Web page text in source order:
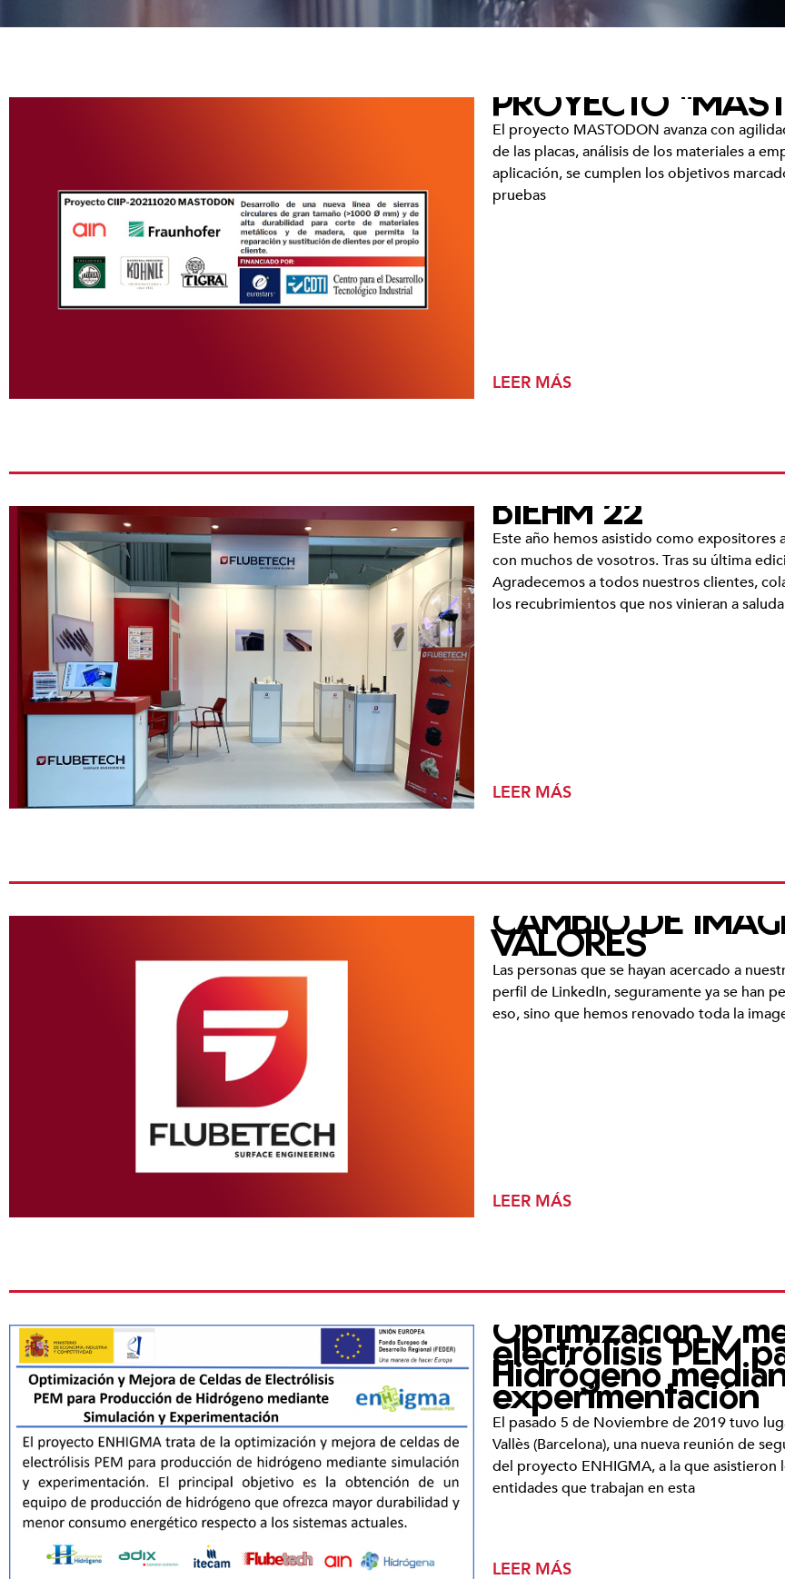
Noticias y
eventos
PROYECTO
El proyecto MASTODON avanza con
de las placas, análisis de los materiales a
aplicación, se cumplen los objetivos
pruebas
LEER MÁS
BIEHM 22
Este año hemos asistido como
con muchos de vosotros. Tras su última
Agradecemos a todos nuestros clientes,
los recubrimientos que nos vinieran a
LEER MÁS
CAMBIO DE
VALORES
Las personas que se hayan acercado a
perfil de LinkedIn, seguramente ya se han
eso, sino que hemos renovado toda la
LEER MÁS
Optimización y
electrólisis PEM
Hidrógeno
experimentación
El pasado 5 de Noviembre de 2019 tuvo
Vallès (Barcelona), una nueva reunión de
del proyecto ENHIGMA, a la que asistieron
entidades que trabajan en esta
LEER MÁS
PáginaPágina